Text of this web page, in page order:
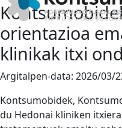
orientazioa
klinikak itxi
Argitalpen-data: 2026/03/
Kontsumobidek,
du Hedonai kliniken